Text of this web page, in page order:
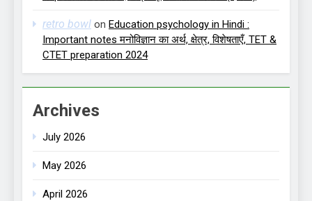
retro bowl on Education psychology in Hindi :
Important notes मनोविज्ञान का अर्थ, क्षेत्र, विशेषताएँ, TET &
CTET preparation 2024
Archives
July 2026
May 2026
April 2026